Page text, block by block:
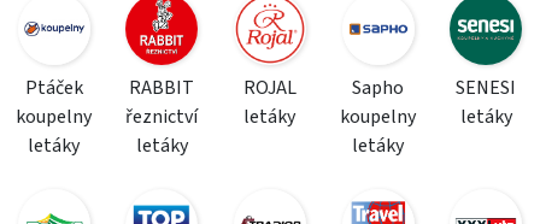
Ptáček
koupelny
letáky
RABBIT
řeznictví
letáky
ROJAL
letáky
Sapho
koupelny
letáky
SENESI
letáky